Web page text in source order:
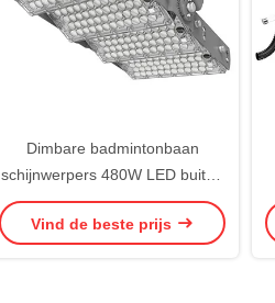
Dimbare badmintonbaan
schijnwerpers 480W LED buiten
schijnwerper CE
Vind de beste prijs